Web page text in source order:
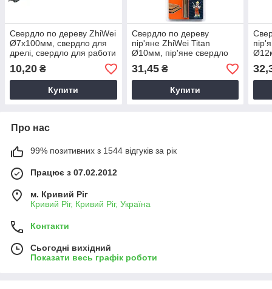
Свердло по дереву ZhiWei
Ø7х100мм, свердло для
дрелі, свердло для работи
по дереву
10,20 ₴
Купити
Свердло по дереву
пір'яне ZhiWei Titan
Ø10мм, пір'яне свердло
для дрелі, свердло для
работи по дереву
31,45₴
Купити
для
Про нас
99% позитивних з 1544 відгуків за рік
Працює з 07.02.2012
м. Кривий Ріг
Кривий Ріг, Кривий Ріг, Україна
Контакти
Сьогодні вихідний
Показати весь графік роботи